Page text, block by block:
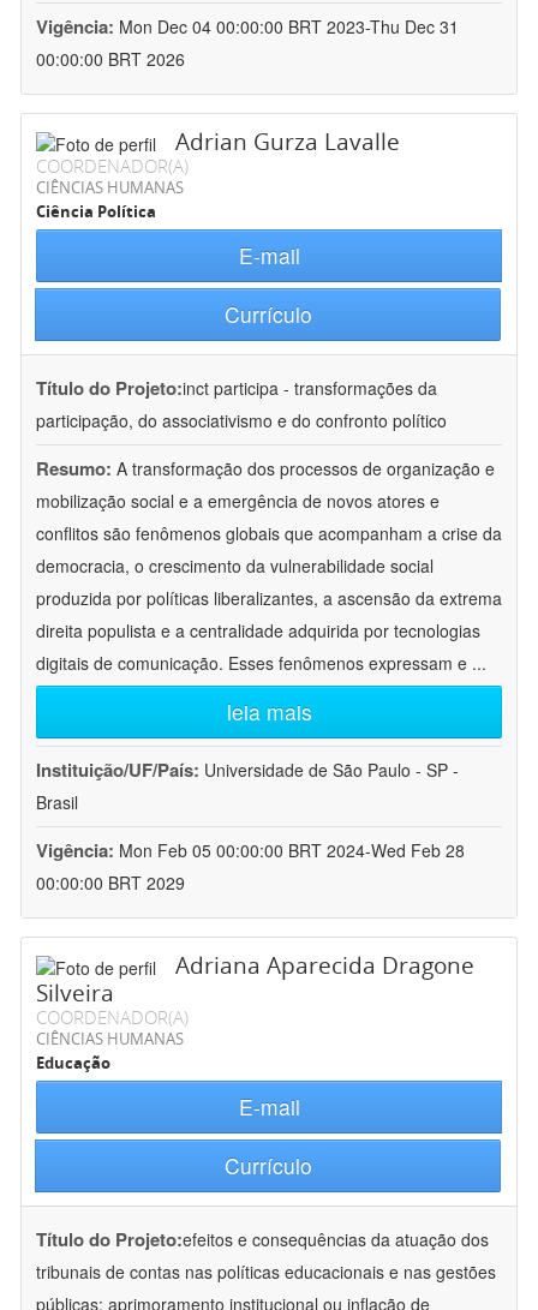
Vigência: Mon Dec 04 00:00:00 BRT 2023-Thu Dec 31
00:00:00 BRT 2026
Adrian Gurza Lavalle
COORDENADOR(A)
CIÊNCIAS HUMANAS
Ciência Política
E-mail
Currículo
Título do Projeto:inct participa - transformações da
participação, do associativismo e do confronto político
Resumo: A transformação dos processos de organização e
mobilização social e a emergência de novos atores e
conflitos são fenômenos globais que acompanham a crise da
democracia, o crescimento da vulnerabilidade social
produzida por políticas liberalizantes, a ascensão da extrema
direita populista e a centralidade adquirida por tecnologias
digitais de comunicação. Esses fenômenos expressam e ...
leia mais
Instituição/UF/País: Universidade de São Paulo - SP -
Brasil
Vigência: Mon Feb 05 00:00:00 BRT 2024-Wed Feb 28
00:00:00 BRT 2029
Adriana Aparecida Dragone
Silveira
COORDENADOR(A)
CIÊNCIAS HUMANAS
Educação
E-mail
Currículo
Título do Projeto:efeitos e consequências da atuação dos
tribunais de contas nas políticas educacionais e nas gestões
públicas: aprimoramento institucional ou inflação de